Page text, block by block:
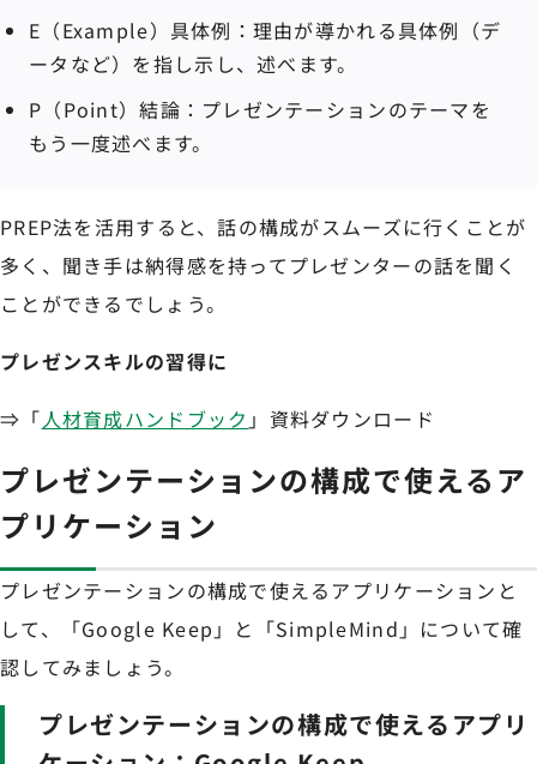
E（Example）具体例：理由が導かれる具体例（デ
ータなど）を指し示し、述べます。
P（Point）結論：プレゼンテーションのテーマを
もう一度述べます。
PREP法を活用すると、話の構成がスムーズに行くことが
多く、聞き手は納得感を持ってプレゼンターの話を聞く
ことができるでしょう。
プレゼンスキルの習得に
⇒「人材育成ハンドブック 」資料ダウンロード
プレゼンテーションの構成で使えるア
プリケーション
プレゼンテーションの構成で使えるアプリケーションと
して、「Google Keep」と「SimpleMind」について確
認してみましょう。
プレゼンテーションの構成で使えるアプリ